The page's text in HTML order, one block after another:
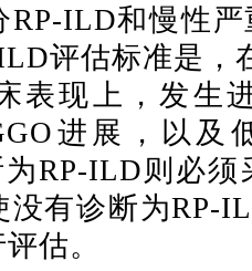
RP-ILD和慢性
评估标准是，
表现上，发生
进展，以及
RP-ILD则必
没有诊断为RP-
估。